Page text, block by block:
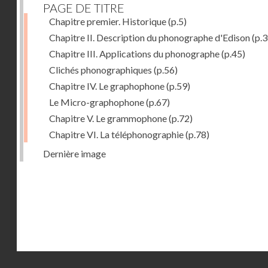
PAGE DE TITRE
Chapitre premier. Historique(p.5)
Chapitre II. Description du phonographe d'Edison
Chapitre III. Applications du phonographe(p.45)
Clichés phonographiques (p.56)
Chapitre IV. Le graphophone(p.59)
Le Micro-graphophone(p.67)
Chapitre V. Le grammophone(p.72)
Chapitre VI. La téléphonographie(p.78)
Dernière image